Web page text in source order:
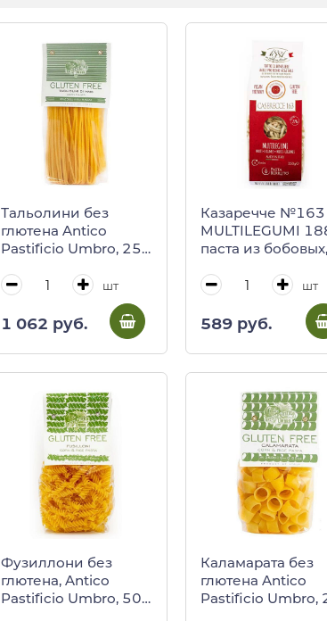
Тальолини без
глютена Antico
Pastificio Umbro, 250
шт
1 062 руб.
Казаречче №163
MULTILEGUMI
паста из бобовых,
шт
589 руб.
Фузиллони без
глютена, Antico
Pastificio Umbro, 500
Каламарата без
глютена Antico
Pastificio Umbro,